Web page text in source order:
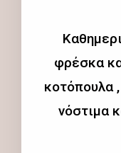
φρέσκα
κοτόπουλα
νόστιμα